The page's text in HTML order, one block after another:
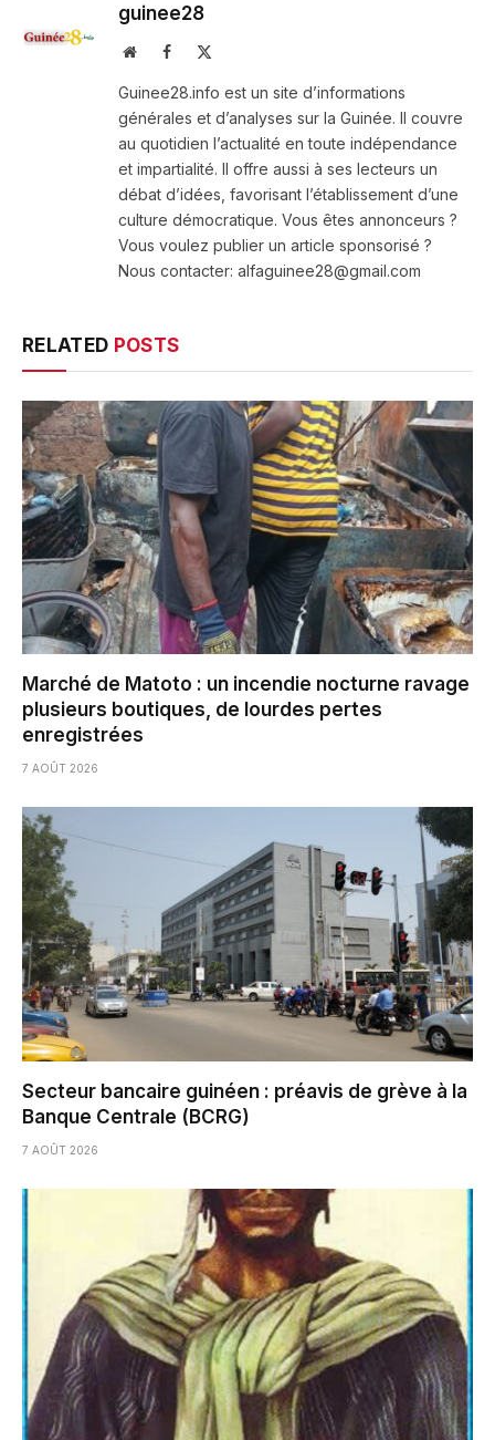
guinee28
WebsiteFacebook
Guinee28.info est un site d’informations
générales et d’analyses sur la Guinée. Il couvre
au quotidien l’actualité en toute indépendance
et impartialité. Il offre aussi à ses lecteurs un
débat d’idées, favorisant l’établissement d’une
culture démocratique. Vous êtes annonceurs ?
Vous voulez publier un article sponsorisé ?
Nous contacter: alfaguinee28@gmail.com
RELATED POSTS
Marché de Matoto : un incendie nocturne ravage
plusieurs boutiques, de lourdes pertes
enregistrées
7 AOÛT 2026
Secteur bancaire guinéen : préavis de grève à la
Banque Centrale (BCRG)
7 AOÛT 2026